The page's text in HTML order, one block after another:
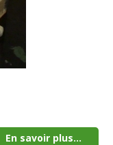
En savoir plus...